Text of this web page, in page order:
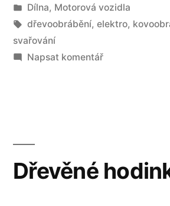
Publikováno
v
Dílna, Motorová vozidla
Štítky:
dřevoobrábění, elektro,
svařování
Napsat komentářpro
Dřevěné